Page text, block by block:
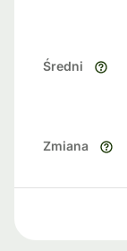
Średni
Zmiana